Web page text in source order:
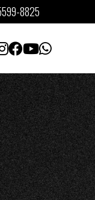
8825